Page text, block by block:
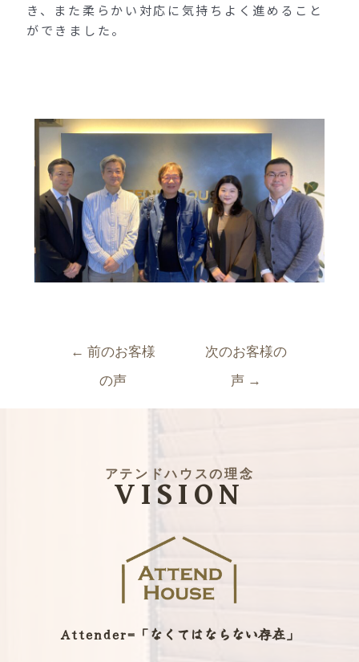
き、また柔らかい対応に気持ちよく進めること
ができました。
← 前のお客様
の声
次のお客様の
声 →
アテンドハウスの理念
VISION
Attender=「なくてはならない存在」